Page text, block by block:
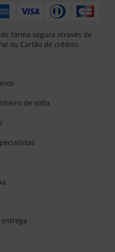
forma segura através de
ou Cartão de crédito.
de volta